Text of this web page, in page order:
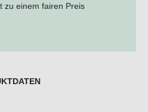
zu einem fairen Preis